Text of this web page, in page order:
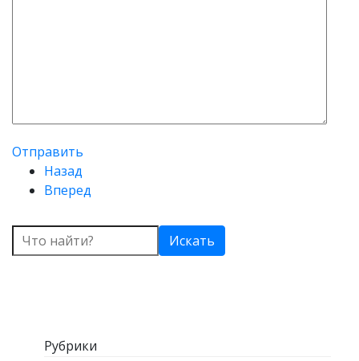
Отправить
Назад
Вперед
Искать
Рубрики